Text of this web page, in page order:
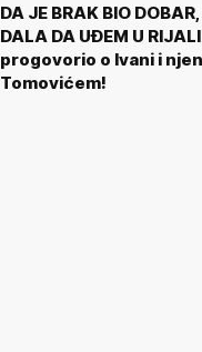
DA JE BRAK BIO
DALA DA UĐEM U
progovorio o Ivani i
Tomovićem!